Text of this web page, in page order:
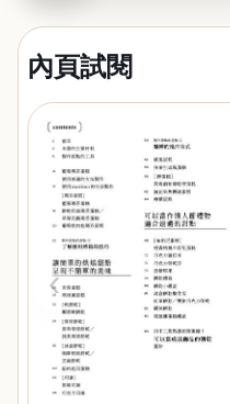
內頁試閱
‹